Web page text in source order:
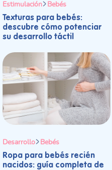
Estimulación Bebés
Texturas para bebés:
descubre cómo potenciar
su desarrollo táctil
Desarrollo Bebés
Ropa para bebés recién
nacidos: guía completa de